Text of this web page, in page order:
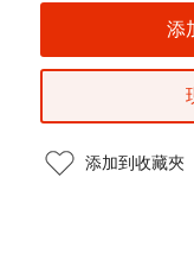
添加到收藏夾